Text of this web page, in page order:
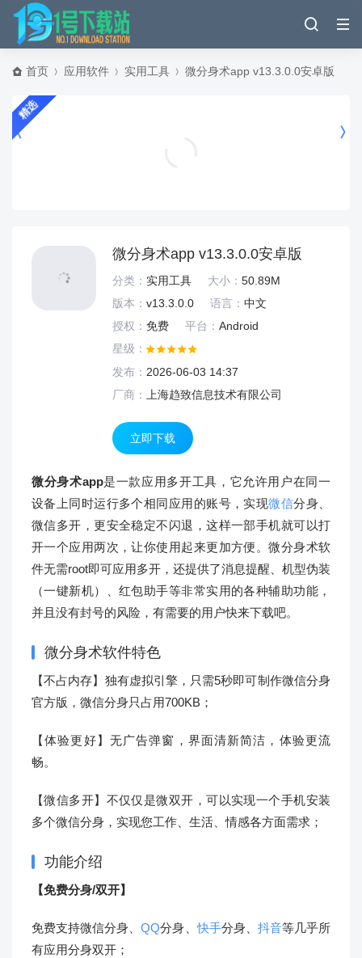
首页 应用软件 实用工具 微分身术app v13.3.0.0安卓版
精选
微分身术app v13.3.0.0安卓版
分类： 实用工具 大小： 50.89M
版本： v13.3.0.0 语言： 中文
授权： 免费 平台： Android
星级：
发布： 2026-06-03 14:37
厂商：
上海趋致信息技术有限公司
立即下载
微分身术app是一款应用多开工具，它允许用户在同一
设备上同时运行多个相同应用的账号，实现微信分身、
微信多开，更安全稳定不闪退，这样一部手机就可以打
开一个应用两次，让你使用起来更加方便。微分身术软
件无需root即可应用多开，还提供了消息提醒、机型伪装
（一键新机）、红包助手等非常实用的各种辅助功能，
并且没有封号的风险，有需要的用户快来下载吧。
微分身术软件特色
【不占内存】独有虚拟引擎，只需5秒即可制作微信分身
官方版，微信分身只占用700KB；
【体验更好】无广告弹窗，界面清新简洁，体验更流
畅。
【微信多开】不仅仅是微双开，可以实现一个手机安装
多个微信分身，实现您工作、生活、情感各方面需求；
功能介绍
【免费分身/双开】
免费支持微信分身、QQ分身、快手分身、 抖音等几乎所
有应用分身双开；